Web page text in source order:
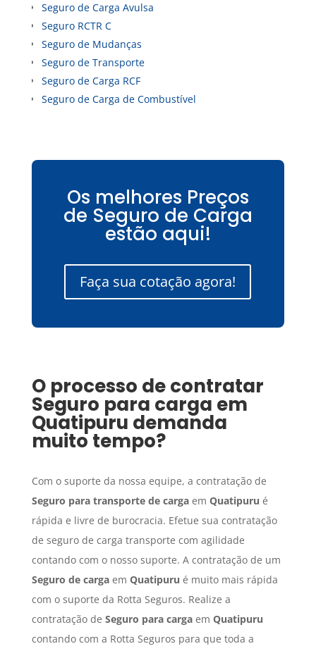
Seguro de Carga Avulsa
Seguro RCTR C
Seguro de Mudanças
Seguro de Transporte
Seguro de Carga RCF
Seguro de Carga de Combustível
Os melhores Preços
de Seguro de Carga
estão aqui!
Faça sua cotação agora!
O processo de contratar
Seguro para carga em
Quatipuru demanda
muito tempo?
Com o suporte da nossa equipe, a contratação de
Seguro para transporte de cargaem Quatipuru é
rápida e livre de burocracia. Efetue sua contratação
de seguro de carga transporte com agilidade
contando com o nosso suporte. A contratação de um
Seguro de cargaem Quatipuru é muito mais rápida
com o suporte da Rotta Seguros. Realize a
contratação de Seguro para cargaem Quatipuru
contando com a Rotta Seguros para que toda a